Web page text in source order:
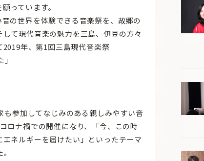
っています。
の世界を体験できる音楽祭を、故郷の
て現代音楽の魅力を三島、伊豆の方々
年、第1回三島現代音楽祭
参加してなじみのある親しみやすい音
ロナ禍での開催になり、「今、この時
ネルギーを届けたい」といったテーマ